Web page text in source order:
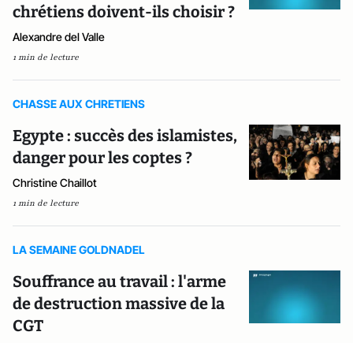
chrétiens doivent-ils choisir ?
Alexandre del Valle
1 min de lecture
CHASSE AUX CHRETIENS
Egypte : succès des islamistes,
danger pour les coptes ?
Christine Chaillot
1 min de lecture
LA SEMAINE GOLDNADEL
Souffrance au travail : l'arme
de destruction massive de la
CGT